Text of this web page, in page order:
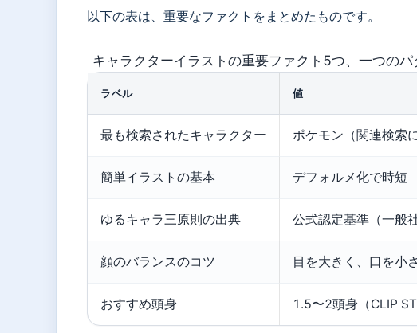
以下の表は、重要なファクトをまとめたものです。
キャラクターイラストの重要ファクト5つ、一つの
ラベル 値
最も検索されたキャラクター ポケモン（関連検索
簡単イラストの基本 デフォルメ化で時短
ゆるキャラ三原則の出典 公式認定基準（一般
顔のバランスのコツ 目を大きく、口を小
おすすめ頭身 1.5〜2頭身（CLIP